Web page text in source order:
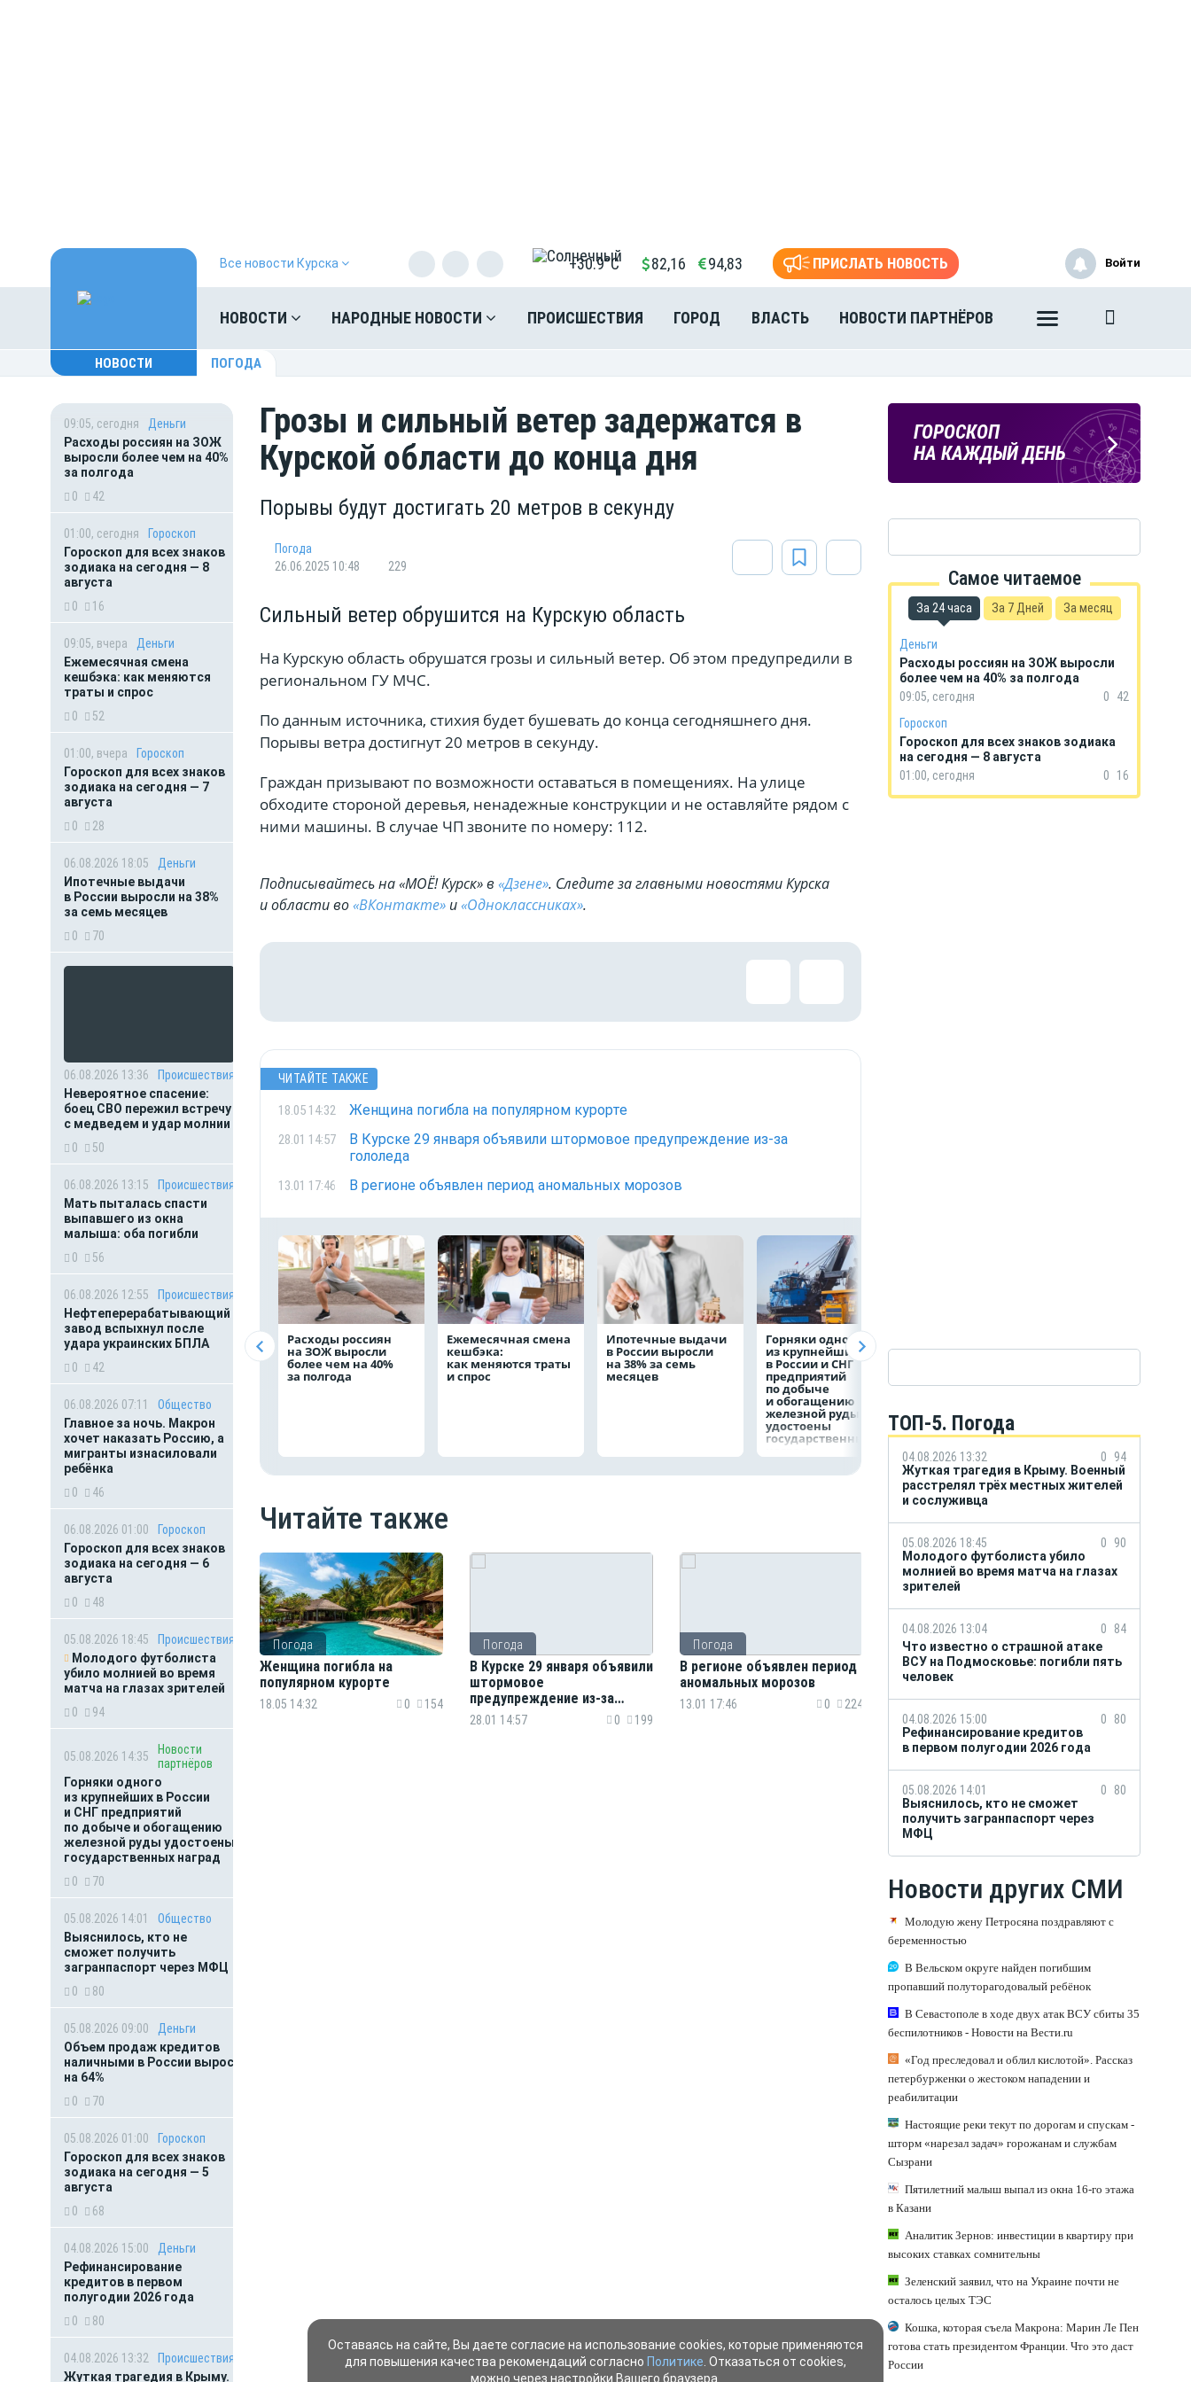
Все новости Курска +30.9°C 82,16 94,83 ПРИСЛАТЬ НОВОСТЬ
НОВОСТИ НАРОДНЫЕ НОВОСТИ ПРОИСШЕСТВИЯ ГОРОД ВЛАСТЬ НОВОСТИ ПАРТНЁРОВ
Войти
НОВОСТИ ПОГОДА
09:05, сегодня
Деньги
Расходы россиян на ЗОЖ
выросли более чем на 40%
за полгода
0
42
01:00, сегодня
Гороскоп
Гороскоп для всех знаков
зодиака на сегодня — 8
августа
0
16
09:05, вчера
Деньги
Ежемесячная смена
кешбэка: как меняются
траты и спрос
0
52
01:00, вчера
Гороскоп
Гороскоп для всех знаков
зодиака на сегодня — 7
августа
0
28
06.08.2026 18:05
Деньги
Ипотечные выдачи
в России выросли на 38%
за семь месяцев
0
70
06.08.2026 13:36
Происшествия
Невероятное спасение:
боец СВО пережил встречу
с медведем и удар молнии
0
50
06.08.2026 13:15
Происшествия
Мать пыталась спасти
выпавшего из окна
малыша: оба погибли
0
56
06.08.2026 12:55
Происшествия
Нефтеперерабатывающий
завод вспыхнул после
удара украинских БПЛА
0
42
06.08.2026 07:11
Общество
Главное за ночь. Макрон
хочет наказать Россию, а
мигранты изнасиловали
ребёнка
0
46
06.08.2026 01:00
Гороскоп
Гороскоп для всех знаков
зодиака на сегодня — 6
августа
0
48
05.08.2026 18:45
Происшествия
Молодого футболиста
убило молнией во время
матча на глазах зрителей
0
94
05.08.2026 14:35
Новости
партнёров
Горняки одного
из крупнейших в России
и СНГ предприятий
по добыче и обогащению
железной руды удостоены
государственных наград
0
70
05.08.2026 14:01
Общество
Выяснилось, кто не
сможет получить
загранпаспорт через МФЦ
0
80
05.08.2026 09:00
Деньги
Объем продаж кредитов
наличными в России вырос
на 64%
0
70
05.08.2026 01:00
Гороскоп
Гороскоп для всех знаков
зодиака на сегодня — 5
августа
0
68
04.08.2026 15:00
Деньги
Рефинансирование
кредитов в первом
полугодии 2026 года
0
80
04.08.2026 13:32
Происшествия
Жуткая трагедия в Крыму.
Грозы и сильный ветер задержатся в
Курской области до конца дня
Порывы будут достигать 20 метров в секунду
Погода
26.06.2025 10:48
229
Сильный ветер обрушится на Курскую область
На Курскую область обрушатся грозы и сильный ветер. Об этом предупредили в
региональном ГУ МЧС.
По данным источника, стихия будет бушевать до конца сегодняшнего дня.
Порывы ветра достигнут 20 метров в секунду.
Граждан призывают по возможности оставаться в помещениях. На улице
обходите стороной деревья, ненадежные конструкции и не оставляйте рядом с
ними машины. В случае ЧП звоните по номеру: 112.
Подписывайтесь на «МОЁ! Курск» в «Дзене». Cледите за главными новостями Курска
и области во«ВКонтакте» и«Одноклассниках».
ЧИТАЙТЕ ТАКЖЕ
18.05 14:32 Женщина погибла на популярном курорте
28.01 14:57
В Курске 29 января объявили штормовое предупреждение из-за
гололеда
13.01 17:46 В регионе объявлен период аномальных морозов
Расходы россиян
на ЗОЖ выросли
более чем на 40%
за полгода
Ежемесячная смена
кешбэка:
как меняются траты
и спрос
Ипотечные выдачи
в России выросли
на 38% за семь
месяцев
Горняки одного
из крупнейших
в России и СНГ
предприятий
по добыче
и обогащению
железной руды
удостоены
государственных
наград
кредитов кредитов в
Читайте также
Погода
Женщина погибла на
популярном курорте
18.05 14:32 0 154
Погода
В Курске 29 января объявили
штормовое
предупреждение из-за
гололеда
28.01 14:57 0 199
Погода
В регионе объявлен период
аномальных морозов
13.01 17:46 0 224
ПОГОДА
В КУРСКЕ
ГОРОСКОП
НА КАЖДЫЙ ДЕНЬ
Самое читаемое
За 24 часа За 7 Дней За месяц
Деньги
Расходы россиян на ЗОЖ выросли
более чем на 40% за полгода
09:05, сегодня
0
42
Гороскоп
Гороскоп для всех знаков зодиака
на сегодня — 8 августа
01:00, сегодня
0 16
ТОП-5. Погода
04.08.2026 13:32 0
94
Жуткая трагедия в Крыму. Военный
расстрелял трёх местных жителей
и сослуживца
05.08.2026 18:45 0
90
Молодого футболиста убило
молнией во время матча на глазах
зрителей
04.08.2026 13:04 0
84
Что известно о страшной атаке
ВСУ на Подмосковье: погибли пять
человек
04.08.2026 15:00 0
80
Рефинансирование кредитов
в первом полугодии 2026 года
05.08.2026 14:01 0
80
Выяснилось, кто не сможет
получить загранпаспорт через
МФЦ
Новости других СМИ
Молодую жену Петросяна поздравляют с
беременностью
В Вельском округе найден погибшим
пропавший полуторагодовалый ребёнок
В Севастополе в ходе двух атак ВСУ сбиты 35
беспилотников - Новости на Вести.ru
«Год преследовал и облил кислотой». Рассказ
петербурженки о жестоком нападении и
реабилитации
Настоящие реки текут по дорогам и спускам -
шторм «нарезал задач» горожанам и службам
Сызрани
Пятилетний малыш выпал из окна 16-го этажа
в Казани
Аналитик Зернов: инвестиции в квартиру при
высоких ставках сомнительны
Зеленский заявил, что на Украине почти не
осталось целых ТЭС
Кошка, которая съела Макрона: Марин Ле Пен
готова стать президентом Франции. Что это даст
России
Оставаясь на сайте, Вы даете согласие на использование cookies, которые применяются
для повышения качества рекомендаций согласно Политике . Отказаться от cookies,
можно через настройки Вашего браузера.